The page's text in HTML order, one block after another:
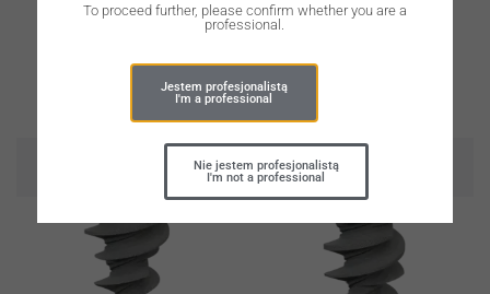
OUT OF STOCK
To proceed further, please confirm whether you are a
professional.
Jestem profesjonalistą
I'm a professional
Nie jestem profesjonalistą
I'm not a professional